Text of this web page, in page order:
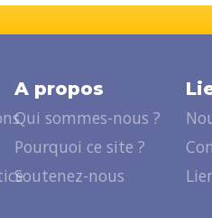
A propos
Qui sommes-nous ?
Pourquoi ce site ?
Soutenez-nous